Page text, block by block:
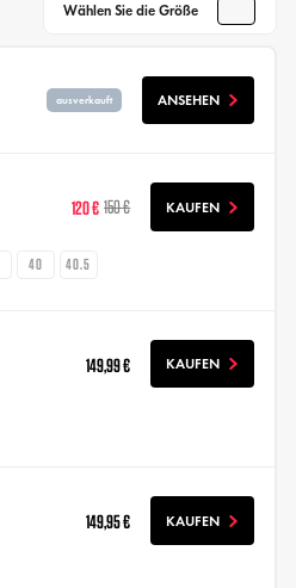
Wählen Sie die Größe
ausverkauft ANSEHEN
120 € 150 € KAUFEN
40 40.5
149,99 € KAUFEN
149,95 € KAUFEN